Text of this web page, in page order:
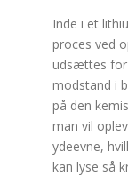
Inde i et
proces ved
udsættes for
modstand i
på den
man vil
ydeevne,
kan lyse så